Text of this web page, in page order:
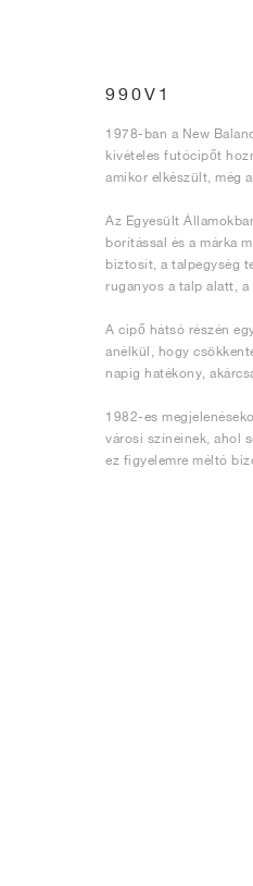
990V1
1978-ban a New
kivételes futócipőt
amikor elkészült, még
Az Egyesült
borítással és a márka
biztosít, a talpegység
ruganyos a talp alatt,
A cipő hátsó részén
anélkül, hogy
napig hatékony,
1982-es
városi színeinek, ahol
ez figyelemre méltó